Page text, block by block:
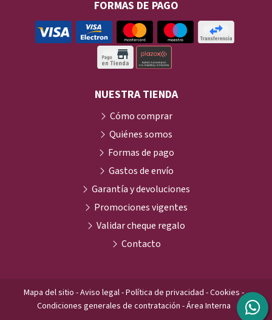
FORMAS DE PAGO
NUESTRA TIENDA
Cómo comprar
Quiénes somos
Formas de pago
Gastos de envío
Garantía y devoluciones
Promociones vigentes
Validar cheque regalo
Contacto
Mapa del sitio -Aviso legal-Política de privacidad -Cookies -
Condiciones generales de contratación -Área Interna